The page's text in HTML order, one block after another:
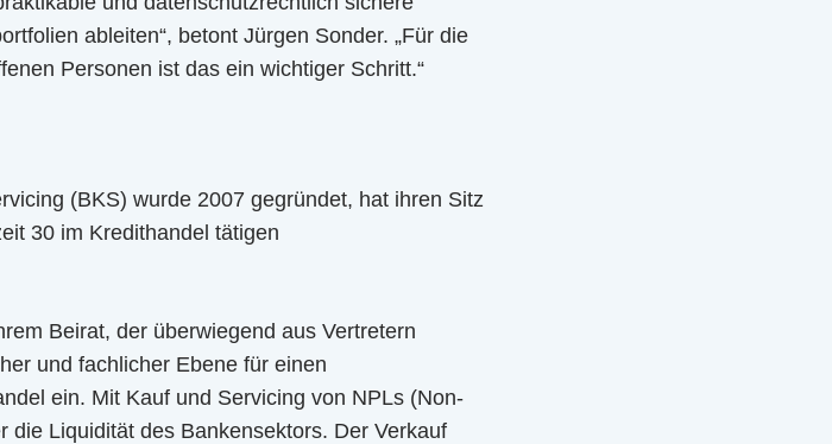
ableiten“, betont Jürgen Sonder. „Für die
Personen ist das ein wichtiger Schritt.“
(BKS) wurde 2007 gegründet, hat ihren Sitz
30 im Kredithandel tätigen
Beirat, der überwiegend aus Vertretern
und fachlicher Ebene für einen
ein. Mit Kauf und Servicing von NPLs (Non-
Liquidität des Bankensektors. Der Verkauf